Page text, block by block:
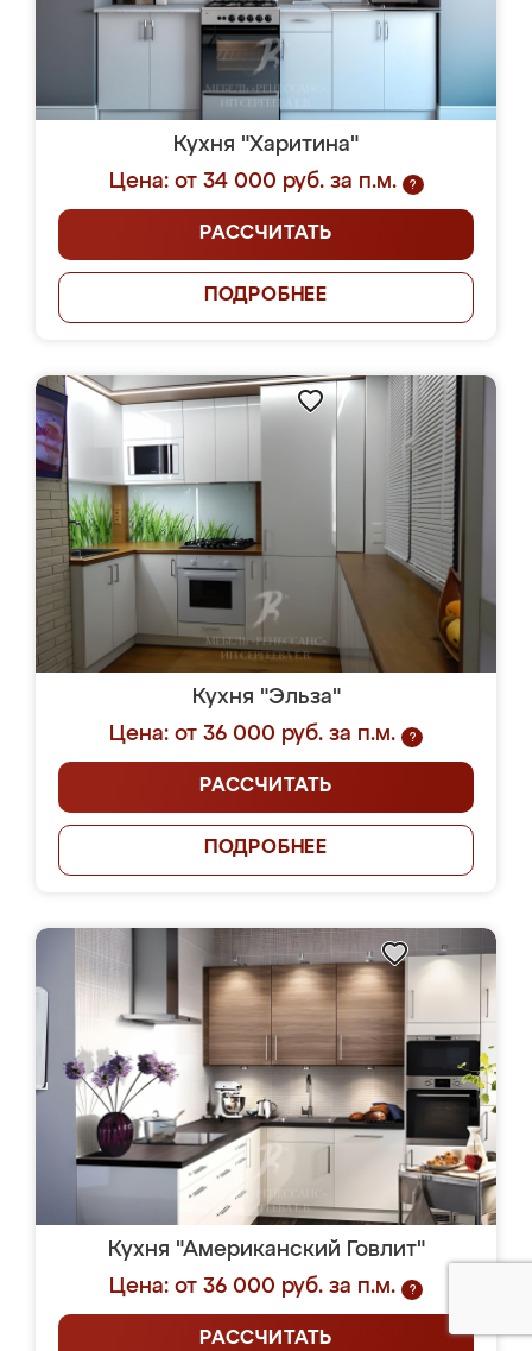
Кухня "Харитина"
Цена: от 34 000 руб. за п.м.
?
РАССЧИТАТЬ
ПОДРОБНЕЕ
Кухня "Эльза"
Цена: от 36 000 руб. за п.м.
?
РАССЧИТАТЬ
ПОДРОБНЕЕ
Кухня "Американский Говлит"
Цена: от 36 000 руб. за п.м.
?
РАССЧИТАТЬ